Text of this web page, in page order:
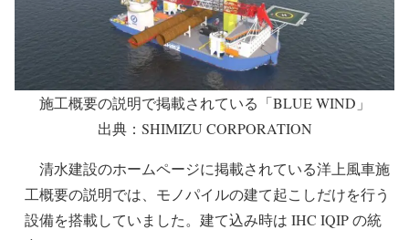
施工概要の説明で掲載されている「BLUE WIND」
出典：SHIMIZU CORPORATION
清水建設のホームページに掲載されている洋上風車施
工概要の説明では、モノパイルの建て起こしだけを行う
設備を搭載していました。建て込み時は IHC IQIP の統